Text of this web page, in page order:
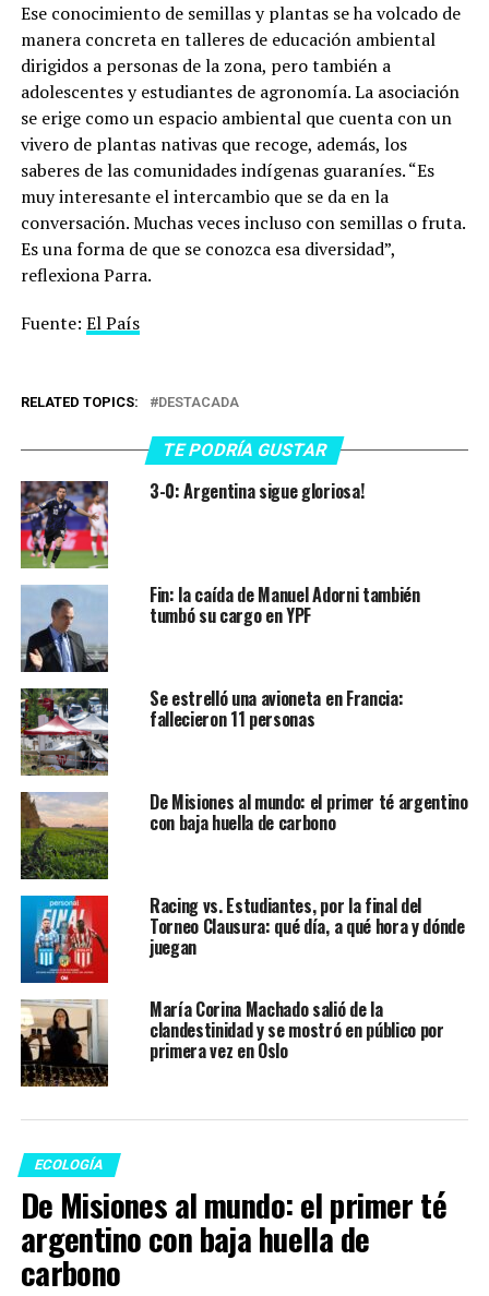
Ese conocimiento de semillas y plantas se ha volcado de
manera concreta en talleres de educación ambiental
dirigidos a personas de la zona, pero también a
adolescentes y estudiantes de agronomía. La asociación
se erige como un espacio ambiental que cuenta con un
vivero de plantas nativas que recoge, además, los
saberes de las comunidades indígenas guaraníes. “Es
muy interesante el intercambio que se da en la
conversación. Muchas veces incluso con semillas o fruta.
Es una forma de que se conozca esa diversidad”,
reflexiona Parra.
Fuente: El País
RELATED TOPICS: DESTACADA
TE PODRÍA GUSTAR
3-0: Argentina sigue gloriosa!
Fin: la caída de Manuel Adorni también
tumbó su cargo en YPF
Se estrelló una avioneta en Francia:
fallecieron 11 personas
De Misiones al mundo: el primer té argentino
con baja huella de carbono
Racing vs. Estudiantes, por la final del
Torneo Clausura: qué día, a qué hora y dónde
juegan
María Corina Machado salió de la
clandestinidad y se mostró en público por
primera vez en Oslo
ECOLOGÍA
De Misiones al mundo: el primer té
argentino con baja huella de
carbono